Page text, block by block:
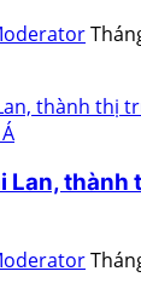
Lan, thành